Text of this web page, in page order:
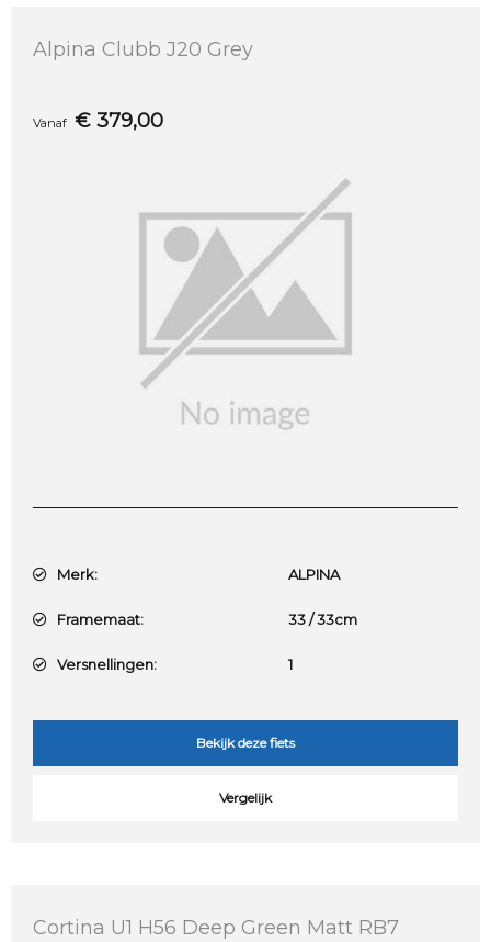
Alpina Clubb J20 Grey
Vanaf € 379,00
Merk: ALPINA
Framemaat: 33 / 33cm
Versnellingen: 1
Bekijk deze fiets
Vergelijk
Cortina U1 H56 Deep Green Matt RB7